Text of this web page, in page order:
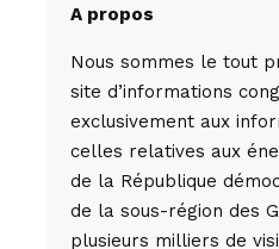
A propos
Nous sommes le tout
site d’informations
exclusivement aux
celles relatives aux
de la République
de la sous-région des
plusieurs milliers de